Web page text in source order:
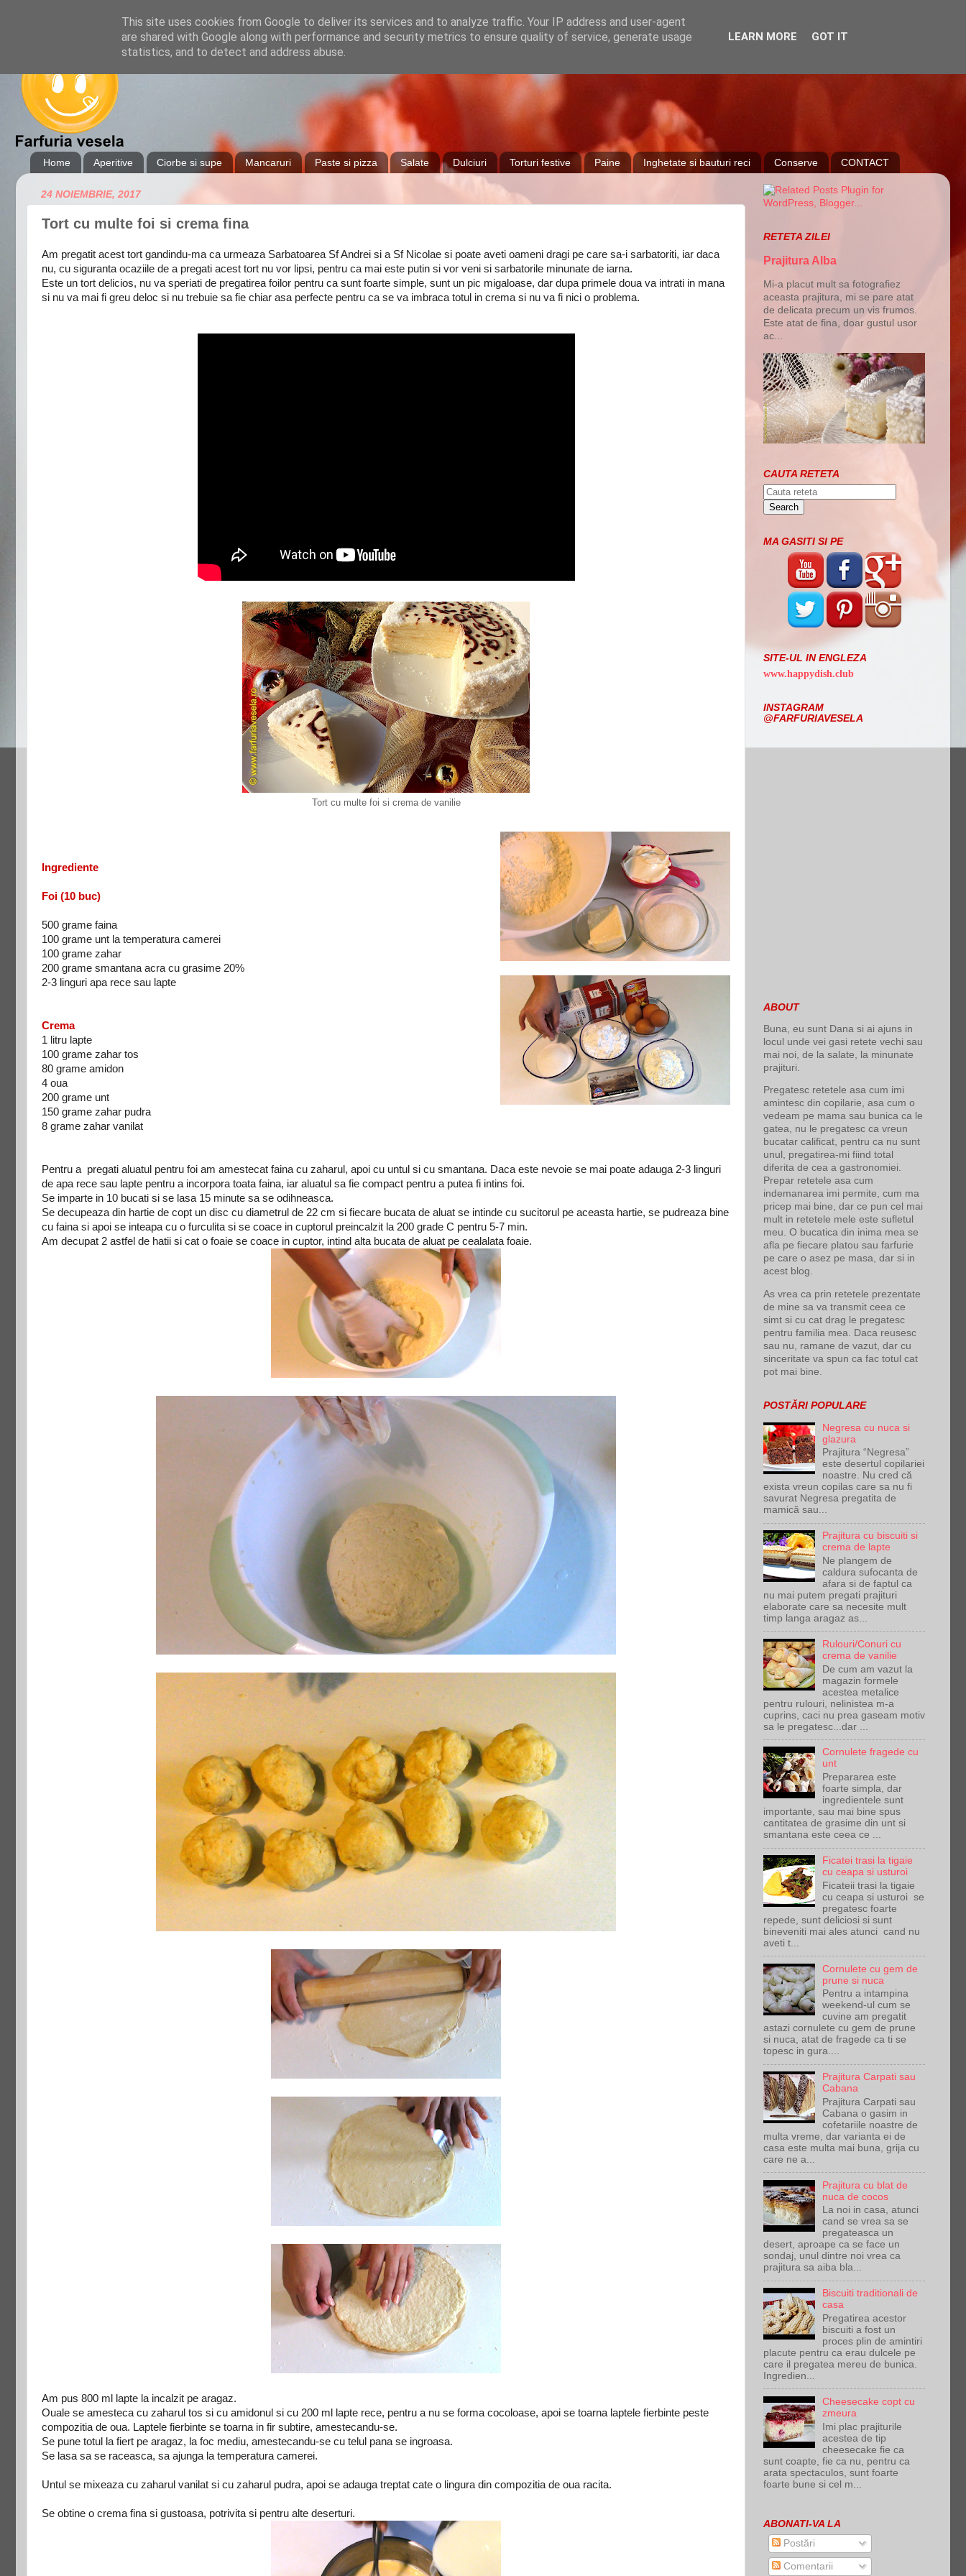
Home Aperitive Ciorbe si supe Mancaruri Paste si pizza Salate Dulciuri Torturi festive Paine Inghetate si bauturi reci Conserve CONTACT
24 NOIEMBRIE, 2017
Tort cu multe foi si crema fina
Am pregatit acest tort gandindu-ma ca urmeaza Sarbatoarea Sf Andrei si a Sf Nicolae si poate aveti oameni dragi pe care sa-i sarbatoriti, iar daca
nu, cu siguranta ocaziile de a pregati acest tort nu vor lipsi, pentru ca mai este putin si vor veni si sarbatorile minunate de iarna.
Este un tort delicios, nu va speriati de pregatirea foilor pentru ca sunt foarte simple, sunt un pic migaloase, dar dupa primele doua va intrati in mana
si nu va mai fi greu deloc si nu trebuie sa fie chiar asa perfecte pentru ca se va imbraca totul in crema si nu va fi nici o problema.
Tort cu multe foi si crema de vanilie
Ingrediente
Foi (10 buc)
500 grame faina
100 grame unt la temperatura camerei
100 grame zahar
200 grame smantana acra cu grasime 20%
2-3 linguri apa rece sau lapte
Crema
1 litru lapte
100 grame zahar tos
80 grame amidon
4 oua
200 grame unt
150 grame zahar pudra
8 grame zahar vanilat
Pentru a pregati aluatul pentru foi am amestecat faina cu zaharul, apoi cu untul si cu smantana. Daca este nevoie se mai poate adauga 2-3 linguri
de apa rece sau lapte pentru a incorpora toata faina, iar aluatul sa fie compact pentru a putea fi intins foi.
Se imparte in 10 bucati si se lasa 15 minute sa se odihneasca.
Se decupeaza din hartie de copt un disc cu diametrul de 22 cm si fiecare bucata de aluat se intinde cu sucitorul pe aceasta hartie, se pudreaza bine
cu faina si apoi se inteapa cu o furculita si se coace in cuptorul preincalzit la 200 grade C pentru 5-7 min.
Am decupat 2 astfel de hatii si cat o foaie se coace in cuptor, intind alta bucata de aluat pe cealalata foaie.
Am pus 800 ml lapte la incalzit pe aragaz.
Ouale se amesteca cu zaharul tos si cu amidonul si cu 200 ml lapte rece, pentru a nu se forma cocoloase, apoi se toarna laptele fierbinte peste
compozitia de oua. Laptele fierbinte se toarna in fir subtire, amestecandu-se.
Se pune totul la fiert pe aragaz, la foc mediu, amestecandu-se cu telul pana se ingroasa.
Se lasa sa se raceasca, sa ajunga la temperatura camerei.
Untul se mixeaza cu zaharul vanilat si cu zaharul pudra, apoi se adauga treptat cate o lingura din compozitia de oua racita.
Se obtine o crema fina si gustoasa, potrivita si pentru alte deserturi.
RETETA ZILEI
Prajitura Alba
Mi-a placut mult sa fotografiez
aceasta prajitura, mi se pare atat
de delicata precum un vis frumos.
Este atat de fina, doar gustul usor
ac...
CAUTA RETETA
MA GASITI SI PE
SITE-UL IN ENGLEZA
www.happydish.club
INSTAGRAM
@FARFURIAVESELA
ABOUT
Buna, eu sunt Dana si ai ajuns in
locul unde vei gasi retete vechi sau
mai noi, de la salate, la minunate
prajituri.
Pregatesc retetele asa cum imi
amintesc din copilarie, asa cum o
vedeam pe mama sau bunica ca le
gatea, nu le pregatesc ca vreun
bucatar calificat, pentru ca nu sunt
unul, pregatirea-mi fiind total
diferita de cea a gastronomiei.
Prepar retetele asa cum
indemanarea imi permite, cum ma
pricep mai bine, dar ce pun cel mai
mult in retetele mele este sufletul
meu. O bucatica din inima mea se
afla pe fiecare platou sau farfurie
pe care o asez pe masa, dar si in
acest blog.
As vrea ca prin retetele prezentate
de mine sa va transmit ceea ce
simt si cu cat drag le pregatesc
pentru familia mea. Daca reusesc
sau nu, ramane de vazut, dar cu
sinceritate va spun ca fac totul cat
pot mai bine.
POSTĂRI POPULARE
Negresa cu nuca si
glazura
Prajitura “Negresa”
este desertul copilariei
noastre. Nu cred că
exista vreun copilas care sa nu fi
savurat Negresa pregatita de
mamică sau...
Prajitura cu biscuiti si
crema de lapte
Ne plangem de
caldura sufocanta de
afara si de faptul ca
nu mai putem pregati prajituri
elaborate care sa necesite mult
timp langa aragaz as...
Rulouri/Conuri cu
crema de vanilie
De cum am vazut la
magazin formele
acestea metalice
pentru rulouri, nelinistea m-a
cuprins, caci nu prea gaseam motiv
sa le pregatesc...dar ...
Cornulete fragede cu
unt
Prepararea este
foarte simpla, dar
ingredientele sunt
importante, sau mai bine spus
cantitatea de grasime din unt si
smantana este ceea ce ...
Ficatei trasi la tigaie
cu ceapa si usturoi
Ficateii trasi la tigaie
cu ceapa si usturoi se
pregatesc foarte
repede, sunt deliciosi si sunt
bineveniti mai ales atunci cand nu
aveti t...
Cornulete cu gem de
prune si nuca
Pentru a intampina
weekend-ul cum se
cuvine am pregatit
astazi cornulete cu gem de prune
si nuca, atat de fragede ca ti se
topesc in gura....
Prajitura Carpati sau
Cabana
Prajitura Carpati sau
Cabana o gasim in
cofetariile noastre de
multa vreme, dar varianta ei de
casa este multa mai buna, grija cu
care ne a...
Prajitura cu blat de
nuca de cocos
La noi in casa, atunci
cand se vrea sa se
pregateasca un
desert, aproape ca se face un
sondaj, unul dintre noi vrea ca
prajitura sa aiba bla...
Biscuiti traditionali de
casa
Pregatirea acestor
biscuiti a fost un
proces plin de amintiri
placute pentru ca erau dulcele pe
care il pregatea mereu de bunica.
Ingredien...
Cheesecake copt cu
zmeura
Imi plac prajiturile
acestea de tip
cheesecake fie ca
sunt coapte, fie ca nu, pentru ca
arata spectaculos, sunt foarte
foarte bune si cel m...
ABONATI-VA LA
Postări
Comentarii
This site uses cookies from Google to deliver its services and to analyze traffic. Your IP address and user-agent
are shared with Google along with performance and security metrics to ensure quality of service, generate usage
statistics, and to detect and address abuse.
LEARN MORE GOT IT